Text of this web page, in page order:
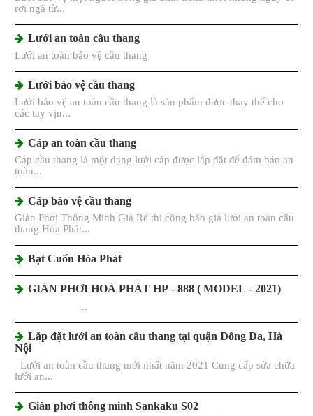
rơi ngã từ...
Lưới an toàn cầu thang
Lưới an toàn bảo vệ cầu thang
Lưới bảo vệ cầu thang
Lưới bảo vệ an toàn cầu thang là sản phẩm được thay thế cho
các tay vịn...
Cáp an toàn cầu thang
Cáp cầu thang là một dạng lưới cáp được lắp đặt để đảm bảo an
toàn...
Cáp bảo vệ cầu thang
Giàn Phơi Thông Minh Giá Rẻ thi công báo giá lưới an toàn cầu
thang Hòa Phát...
Bạt Cuốn Hòa Phát
GIÀN PHƠI HOÀ PHÁT HP - 888 ( MODEL - 2021)
Lắp đặt lưới an toàn cầu thang tại quận Đống Đa, Hà
Nội
Lưới an toàn cầu thang mới nhất năm 2021 Cung cấp sửa chữa
lưới an...
Giàn phơi thông minh Sankaku S02